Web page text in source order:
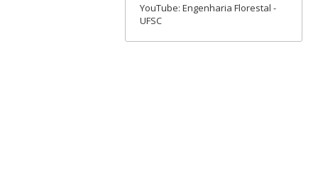
YouTube: Engenharia Florestal -
UFSC